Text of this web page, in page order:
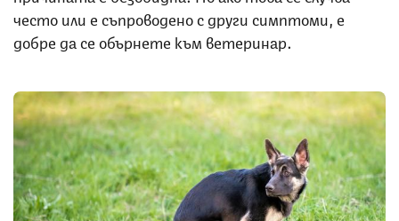
често или е съпроводено с други симптоми, е
добре да се обърнете към ветеринар.